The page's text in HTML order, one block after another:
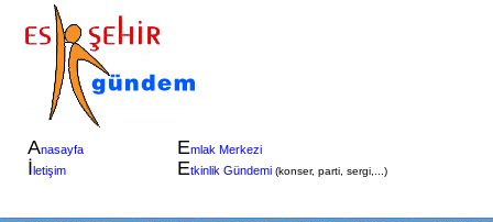
Anasayfa
İletişim
Emlak Merkezi
Etkinlik Gündemi (konser, parti, sergi,...)